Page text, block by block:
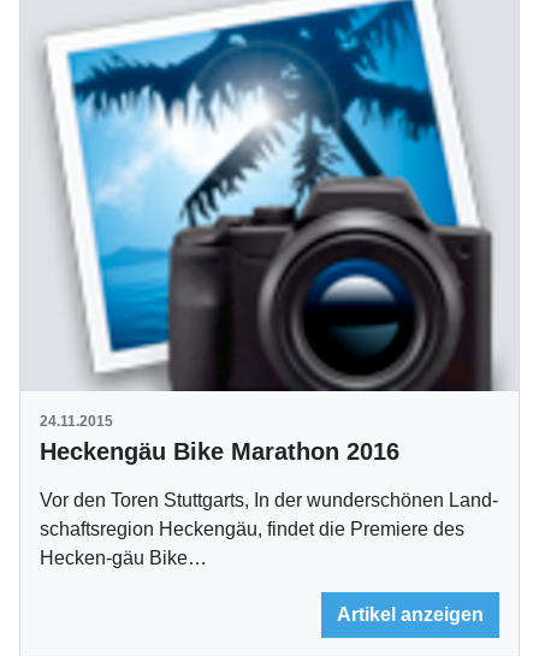
24.11.2015
Heckengäu Bike Marathon 2016
Vor den Toren Stuttgarts, In der wunderschönen Land-
schaftsregion Heckengäu, findet die Premiere des
Hecken-gäu Bike…
Artikel anzeigen